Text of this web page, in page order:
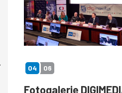
04 06
Fotogalerie